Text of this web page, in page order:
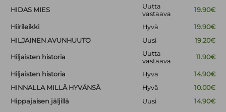
HIDAS MIES
Uutta
vastaava
19.90€
Hiirileikki Hyvä
19.90€
HILJAINEN AVUNHUUTO
Uusi 19.20€
Hiljaisten historia
Uutta
vastaava
11.90€
Hiljaisten historia Hyvä
14.90€
HINNALLA MILLÄ HYVÄNSÄ
Hyvä
10.00€
Hippajaisen jäljillä
Uusi
14.90€